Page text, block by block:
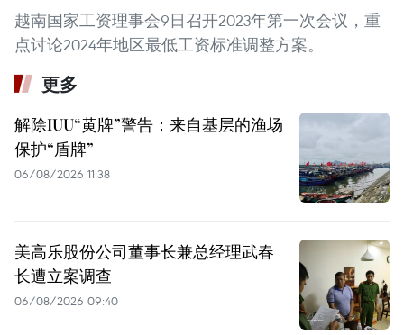
越南国家工资理事会9日召开2023年第一次会议，重
点讨论2024年地区最低工资标准调整方案。
更多
解除IUU“黄牌”警告：来自基层的渔场
保护“盾牌”
06/08/2026 11:38
美高乐股份公司董事长兼总经理武春
长遭立案调查
06/08/2026 09:40